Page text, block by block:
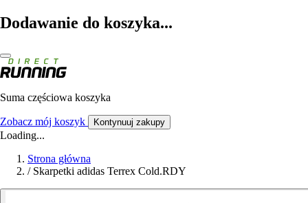
Dodawanie do koszyka...
Suma częściowa koszyka
Zobacz mój koszyk Kontynuuj zakupy
Loading...
Strona główna
/ Skarpetki adidas Terrex Cold.RDY